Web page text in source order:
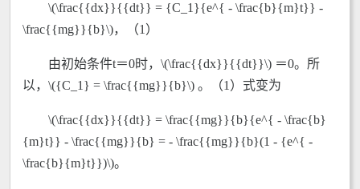
\(\frac{{dx}}{{dt}} = {C_1}{e^{ - \frac{b}{m}t}} -
\frac{{mg}}{b}\)，（1）
由初始条件t＝0时，\(\frac{{dx}}{{dt}}\) ＝0。所
以，\({C_1} = \frac{{mg}}{b}\) 。（1）式变为
\(\frac{{dx}}{{dt}} = \frac{{mg}}{b}{e^{ - \frac{b}
{m}t}} - \frac{{mg}}{b} = - \frac{{mg}}{b}(1 - {e^{ -
\frac{b}{m}t}})\)。